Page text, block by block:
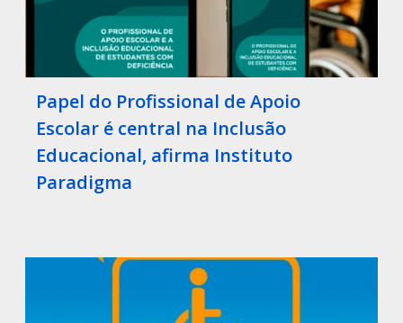
Papel do Profissional de Apoio
Escolar é central na Inclusão
Educacional, afirma Instituto
Paradigma